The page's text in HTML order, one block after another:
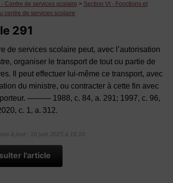
Centre de services scolaire > Section VI - Fonctions et
centre de services scolaire
291
de services scolaire peut, avec l’autorisation
organiser le transport de tout ou partie de
Il peut effectuer lui-même ce transport, avec
du ministre, ou contracter à cette fin avec
——— 1988, c. 84, a. 291; 1997, c. 96,
c. 1, a. 312.
à jour : 10 juin 2025 à 16:10
l'article